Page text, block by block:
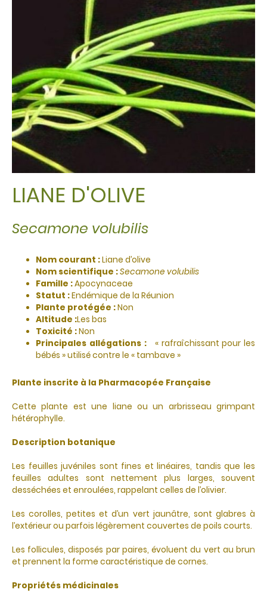
LIANE D'OLIVE
Secamone volubilis
Plante inscrite à la Pharmacopée Française
Cette plante est une liane ou un arbrisseau grimpant
hétérophylle.
Description botanique
Les feuilles juvéniles sont fines et linéaires, tandis que les
feuilles adultes sont nettement plus larges, souvent
desséchées et enroulées, rappelant celles de l’olivier.
Les corolles, petites et d’un vert jaunâtre, sont glabres à
l’extérieur ou parfois légèrement couvertes de poils courts.
Les follicules, disposés par paires, évoluent du vert au brun
et prennent la forme caractéristique de cornes.
Propriétés médicinales
Nom courant :Liane d’olive
Nom scientifique :Secamone volubilis
Famille :Apocynaceae
Statut :Endémique de la Réunion
Plante protégée :Non
Altitude :Les bas
Toxicité :Non
Principales allégations :
« rafraîchissant pour les
bébés » utilisé contre le « tambave »